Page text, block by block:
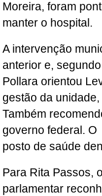
Moreira, foram
manter o hospital.
A intervenção
anterior e,
Pollara orientou
gestão da
Também
governo federal.
posto de saúde
Para Rita Passos,
parlamentar